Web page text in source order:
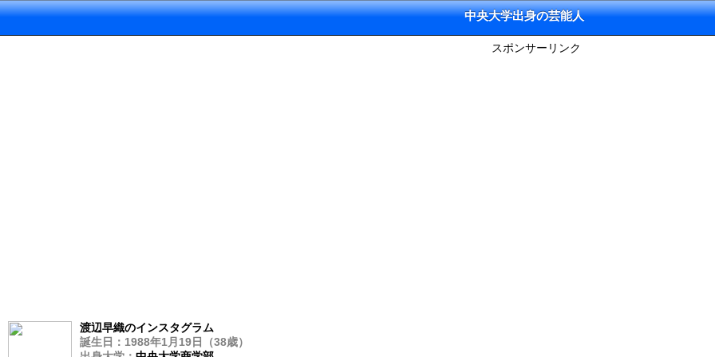
中央大学出身の芸能人
スポンサーリンク
渡辺早織のインスタグラム
誕生日：1988年1月19日（38歳）